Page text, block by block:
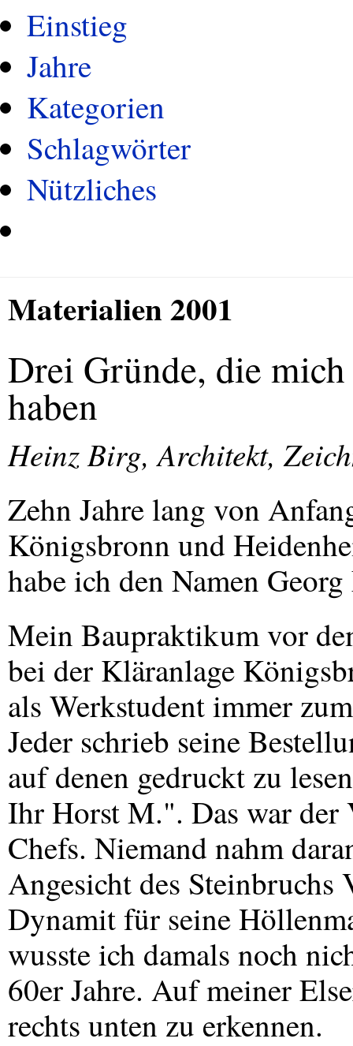
Einstieg
Jahre
Kategorien
Schlagwörter
Nützliches
Materialien 2001
Drei Gründe, die
haben
Heinz Birg, Architekt,
Zehn Jahre lang von
Königsbronn und
habe ich den Namen
Mein Baupraktikum vor
bei der Kläranlage
als Werkstudent immer
Jeder schrieb seine
auf denen gedruckt zu
Ihr Horst M.". Das war der
Chefs. Niemand nahm
Angesicht des Steinbruchs
Dynamit für seine
wusste ich damals noch
60er Jahre. Auf meiner
rechts unten zu erkennen.